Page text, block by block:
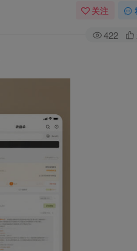
关注
422